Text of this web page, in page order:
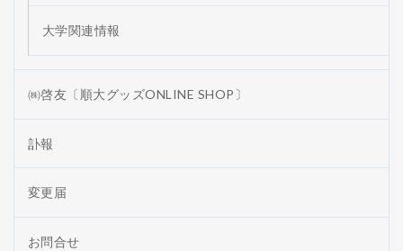
大学関連情報
㈱啓友〔順大グッズONLINE SHOP〕
訃報
変更届
お問合せ